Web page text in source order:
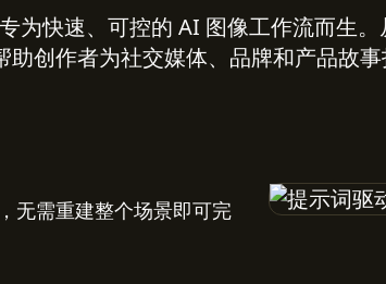
为快速、可控的 AI 图像工作流而生
助创作者为社交媒体、品牌和产品故事
无需重建整个场景即可完